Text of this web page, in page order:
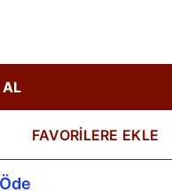
AL
FAVORİLERE EKLE